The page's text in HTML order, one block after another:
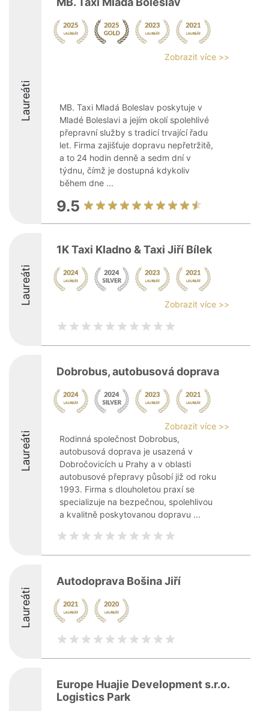
Laureáti
Zobrazit více >>
MB. Taxi Mladá Boleslav poskytuje v
Mladé Boleslavi a jejím okolí spolehlivé
přepravní služby s tradicí trvající řadu
let. Firma zajišťuje dopravu nepřetržitě,
a to 24 hodin denně a sedm dní v
týdnu, čímž je dostupná kdykoliv
během dne ...
9.5
Laureáti
1K Taxi Kladno & Taxi Jiří Bílek
Zobrazit více >>
Laureáti
Dobrobus, autobusová doprava
Zobrazit více >>
Rodinná společnost Dobrobus,
autobusová doprava je usazená v
Dobročovicích u Prahy a v oblasti
autobusové přepravy působí již od roku
1993. Firma s dlouholetou praxí se
specializuje na bezpečnou, spolehlivou
a kvalitně poskytovanou dopravu ...
Laureáti
Autodoprava Bošina Jiří
Europe Huajie Development s.r.o.
Logistics Park